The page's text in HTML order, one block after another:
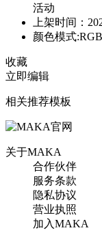
活动
上架时间：
颜色模式:RGB
收藏
立即编辑
相关推荐模板
关于MAKA
合作伙伴
服务条款
隐私协议
营业执照
加入MAKA